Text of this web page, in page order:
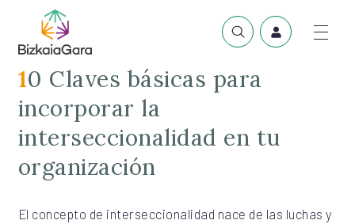
10 Claves básicas para
incorporar la
interseccionalidad en tu
organización
El concepto de interseccionalidad nace de las luchas y